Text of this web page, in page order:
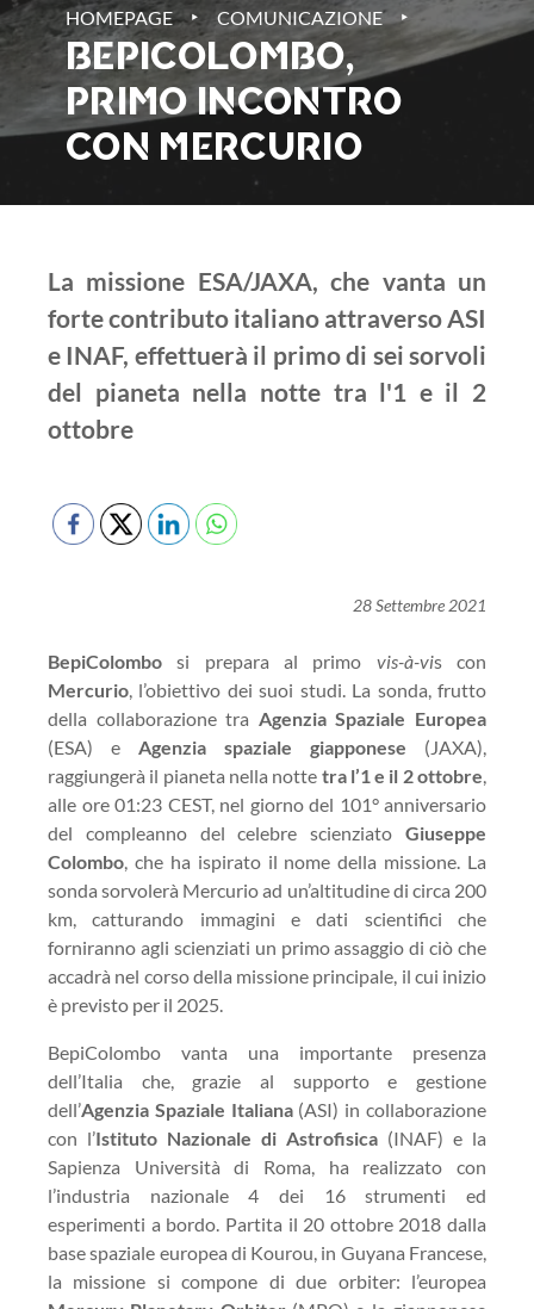
HOMEPAGE ‣ COMUNICAZIONE ‣
BEPICOLOMBO,
PRIMO INCONTRO
CON MERCURIO
La missione ESA/JAXA, che vanta un
forte contributo italiano attraverso ASI
e INAF, effettuerà il primo di sei sorvoli
del pianeta nella notte tra l'1 e il 2
ottobre
28 Settembre 2021
BepiColombo si prepara al primo vis-à-vis con
Mercurio, l’obiettivo dei suoi studi. La sonda, frutto
della collaborazione tra Agenzia Spaziale Europea
(ESA) e Agenzia spaziale giapponese (JAXA),
raggiungerà il pianeta nella notte tra l’1 e il 2 ottobre,
alle ore 01:23 CEST, nel giorno del 101° anniversario
del compleanno del celebre scienziato Giuseppe
Colombo, che ha ispirato il nome della missione. La
sonda sorvolerà Mercurio ad un’altitudine di circa 200
km, catturando immagini e dati scientifici che
forniranno agli scienziati un primo assaggio di ciò che
accadrà nel corso della missione principale, il cui inizio
è previsto per il 2025.
BepiColombo vanta una importante presenza
dell’Italia che, grazie al supporto e gestione
dell’Agenzia Spaziale Italiana(ASI) in collaborazione
con l’Istituto Nazionale di Astrofisica (INAF) e la
Sapienza Università di Roma, ha realizzato con
l’industria nazionale 4 dei 16 strumenti ed
esperimenti a bordo. Partita il 20 ottobre 2018 dalla
base spaziale europea di Kourou, in Guyana Francese,
la missione si compone di due orbiter: l’europea